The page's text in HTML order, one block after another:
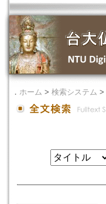
． ホーム > 検索システム >